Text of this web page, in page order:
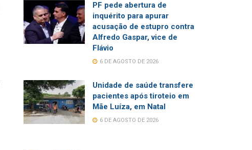
PF pede abertura de
inquérito para apurar
acusação de estupro contra
Alfredo Gaspar, vice de
Flávio
6 DE AGOSTO DE 2026
Unidade de saúde transfere
pacientes após tiroteio em
Mãe Luíza, em Natal
6 DE AGOSTO DE 2026